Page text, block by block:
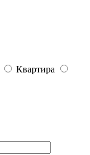
Квартира